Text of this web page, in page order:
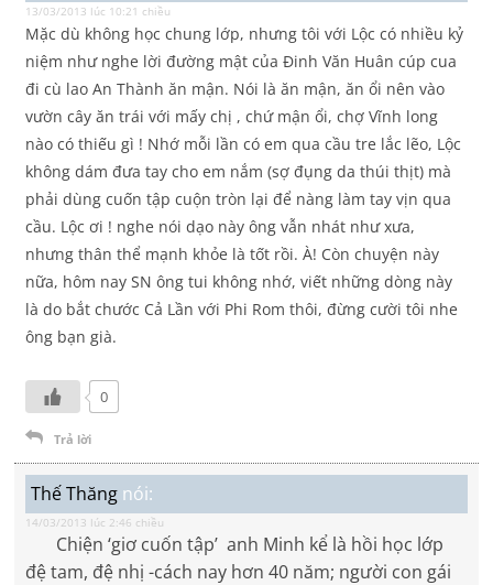
13/03/2013 lúc 10:21 chiều
Mặc dù không học chung lớp, nhưng tôi với Lộc có nhiều kỷ
niệm như nghe lời đường mật của Đinh Văn Huân cúp cua
đi cù lao An Thành ăn mận. Nói là ăn mận, ăn ổi nên vào
vườn cây ăn trái với mấy chị , chứ mận ổi, chợ Vĩnh long
nào có thiếu gì ! Nhớ mỗi lần có em qua cầu tre lắc lẽo, Lộc
không dám đưa tay cho em nắm (sợ đụng da thúi thịt) mà
phải dùng cuốn tập cuộn tròn lại để nàng làm tay vịn qua
cầu. Lộc ơi ! nghe nói dạo này ông vẫn nhát như xưa,
nhưng thân thể mạnh khỏe là tốt rồi. À! Còn chuyện này
nữa, hôm nay SN ông tui không nhớ, viết những dòng này
là do bắt chước Cả Lần với Phi Rom thôi, đừng cười tôi nhe
ông bạn già.
0
Trả lời
Thế Thăng nói:
14/03/2013 lúc 2:46 chiều
Chiện ‘giơ cuốn tập’ anh Minh kể là hồi học lớp
đệ tam, đệ nhị -cách nay hơn 40 năm; người con gái